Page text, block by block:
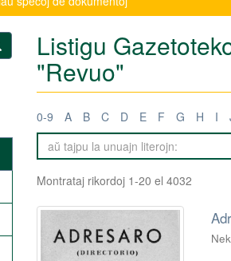
Listigu
"Revuo"
0-9 A B C D E F G H I
Montrataj rikordoj 1-20 el 4032